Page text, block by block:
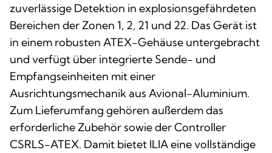
zuverlässige Detektion in explosionsgefährdeten
Bereichen der Zonen 1, 2, 21 und 22. Das Gerät ist
in einem robusten ATEX-Gehäuse untergebracht
und verfügt über integrierte Sende- und
Empfangseinheiten mit einer
Ausrichtungsmechanik aus Avional-Aluminium.
Zum Lieferumfang gehören außerdem das
erforderliche Zubehör sowie der Controller
CSRLS-ATEX. Damit bietet ILIA eine vollständige